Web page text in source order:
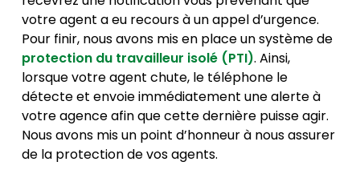
votre agent a eu recours à un appel d’urgence.
Pour finir, nous avons mis en place un système de
protection du travailleur isolé (PTI). Ainsi,
lorsque votre agent chute, le téléphone le
détecte et envoie immédiatement une alerte à
votre agence afin que cette dernière puisse agir.
Nous avons mis un point d’honneur à nous assurer
de la protection de vos agents.